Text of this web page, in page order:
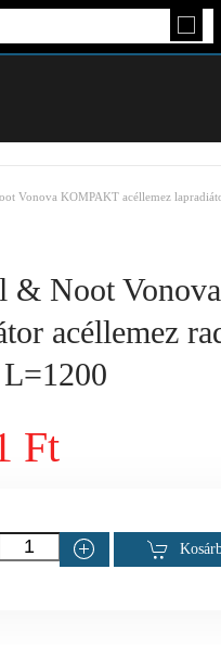
Vonova KOMPAKT acéllemez
& Noot
acéllemez
Ft